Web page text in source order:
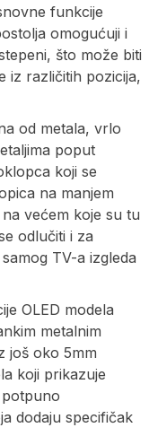
funkcije
omogućuji i
što može biti
iz različitih pozicija,
od metala, vrlo
poput
koji se
na manjem
većem koje su tu
odlučiti i za
TV-a izgleda
OLED modela
metalnim
još oko 5mm
koji prikazuje
dodaju specifičak